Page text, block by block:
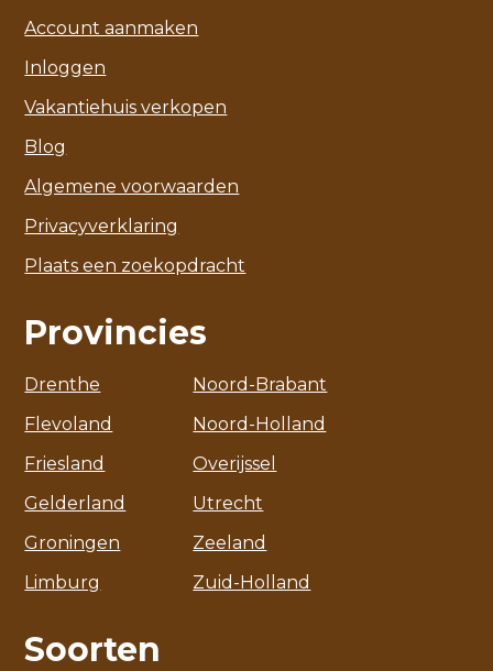
Account aanmaken
Inloggen
Vakantiehuis verkopen
Blog
Algemene voorwaarden
Privacyverklaring
Plaats een zoekopdracht
Provincies
Drenthe
Flevoland
Friesland
Gelderland
Groningen
Limburg
Noord-Brabant
Noord-Holland
Overijssel
Utrecht
Zeeland
Zuid-Holland
Soorten